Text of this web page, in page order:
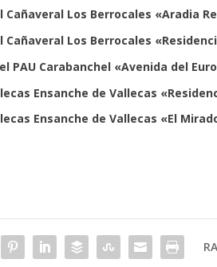
Cañaveral Los Berrocales «Aradia
Cañaveral Los Berrocales
PAU Carabanchel «Avenida del
Ensanche de Vallecas
Ensanche de Vallecas «El